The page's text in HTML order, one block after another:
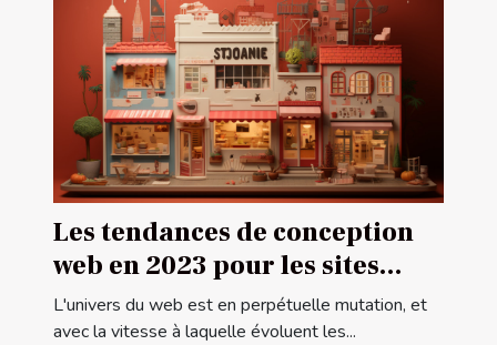
Les tendances de conception
web en 2023 pour les sites
internet locaux
L'univers du web est en perpétuelle mutation, et
avec la vitesse à laquelle évoluent les...